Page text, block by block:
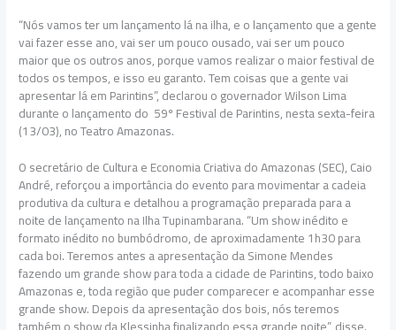
“Nós vamos ter um lançamento lá na ilha, e o lançamento que a gente
vai fazer esse ano, vai ser um pouco ousado, vai ser um pouco
maior que os outros anos, porque vamos realizar o maior festival de
todos os tempos, e isso eu garanto. Tem coisas que a gente vai
apresentar lá em Parintins”, declarou o governador Wilson Lima
durante o lançamento do 59º Festival de Parintins, nesta sexta-feira
(13/03), no Teatro Amazonas.
O secretário de Cultura e Economia Criativa do Amazonas (SEC), Caio
André, reforçou a importância do evento para movimentar a cadeia
produtiva da cultura e detalhou a programação preparada para a
noite de lançamento na Ilha Tupinambarana. “Um show inédito e
formato inédito no bumbódromo, de aproximadamente 1h30 para
cada boi. Teremos antes a apresentação da Simone Mendes
fazendo um grande show para toda a cidade de Parintins, todo baixo
Amazonas e, toda região que puder comparecer e acompanhar esse
grande show. Depois da apresentação dos bois, nós teremos